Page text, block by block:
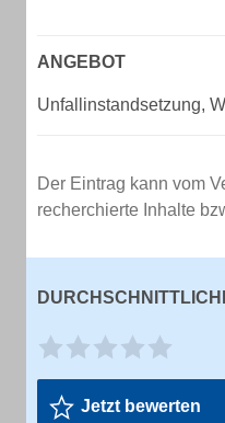
ANGEBOT
Unfallinstandsetzung,
Der Eintrag kann vom
recherchierte Inhalte
Jetzt bewerten